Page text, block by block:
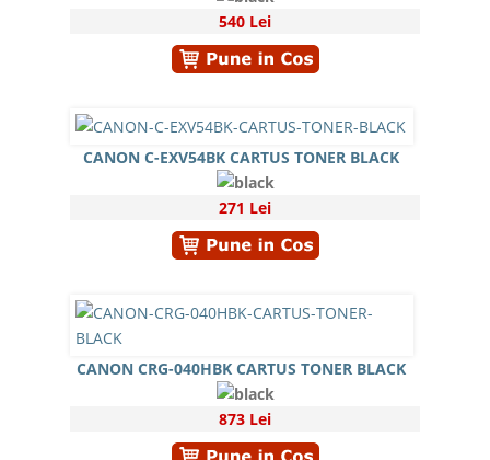
540 Lei
CANON C-EXV54BK CARTUS TONER BLACK
271 Lei
CANON CRG-040HBK CARTUS TONER BLACK
873 Lei